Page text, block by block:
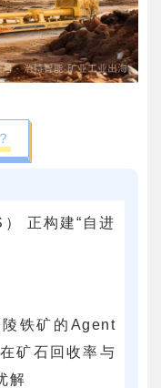
正构建“自进
陵铁矿的Agent
矿石回收率与
解